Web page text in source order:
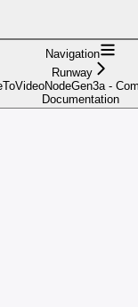
Navigation
Runway
-
Documentation